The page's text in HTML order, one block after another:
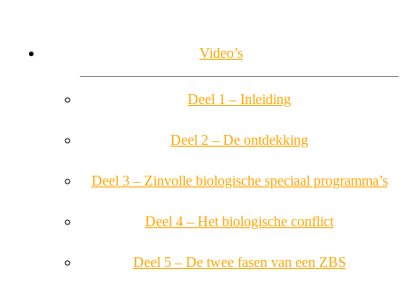
Video’s
Deel 1 – Inleiding
Deel 2 – De ontdekking
Deel 3 – Zinvolle biologische speciaal programma’s
Deel 4 – Het biologische conflict
Deel 5 – De twee fasen van een ZBS